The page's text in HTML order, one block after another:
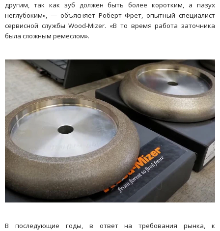
другим, так как зуб должен быть более коротким, а пазух
неглубоким», — объясняет Роберт Фрет, опытный специалист
сервисной службы Wood-Mizer. «В то время работа заточника
была сложным ремеслом».
В последующие годы, в ответ на требования рынка, к